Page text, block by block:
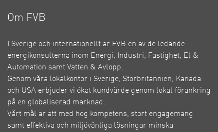
Om FVB
I Sverige och internationellt är FVB en av de ledande
energikonsulterna inom Energi, Industri, Fastighet, El &
Automation samt Vatten & Avlopp.
Genom våra lokalkontor i Sverige, Storbritannien, Kanada
och USA erbjuder vi ökat kundvärde genom lokal förankring
på en globaliserad marknad.
Vårt mål är att med hög kompetens, stort engagemang
samt effektiva och miljövänliga lösningar minska